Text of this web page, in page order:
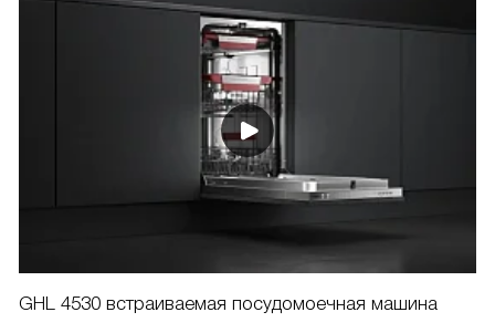
GHL 4530 встраиваемая посудомоечная машина